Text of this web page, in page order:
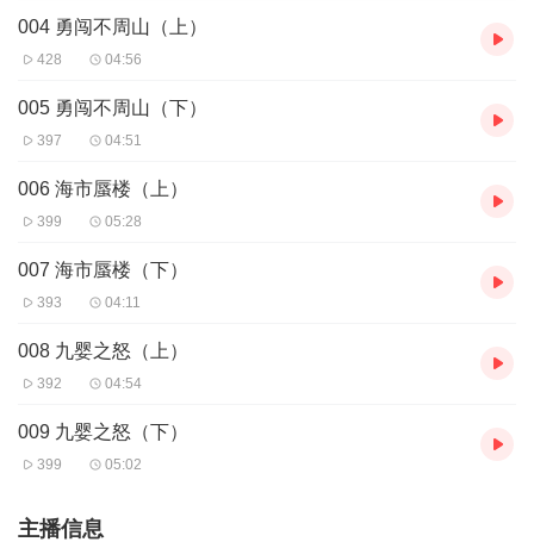
004 勇闯不周山（上）
428 04:56
005 勇闯不周山（下）
397 04:51
006 海市蜃楼（上）
399 05:28
007 海市蜃楼（下）
393 04:11
008 九婴之怒（上）
392 04:54
009 九婴之怒（下）
399 05:02
主播信息